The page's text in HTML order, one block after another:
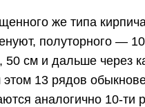
же типа
полуторного —
50 см и дальше через
13 рядов
аналогично 10-ти